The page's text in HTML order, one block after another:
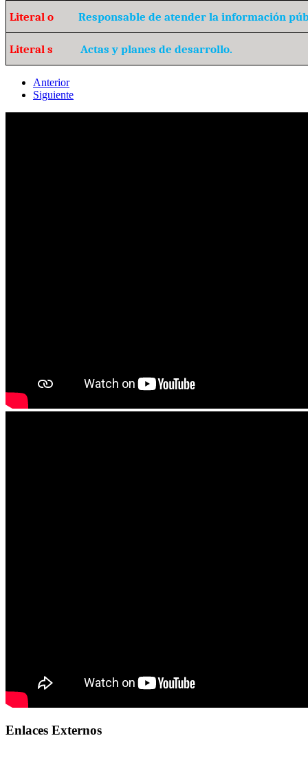
Literal o Responsable de atender la información
Literal s Actas y planes de desarrollo.
Anterior
Siguiente
Enlaces Externos